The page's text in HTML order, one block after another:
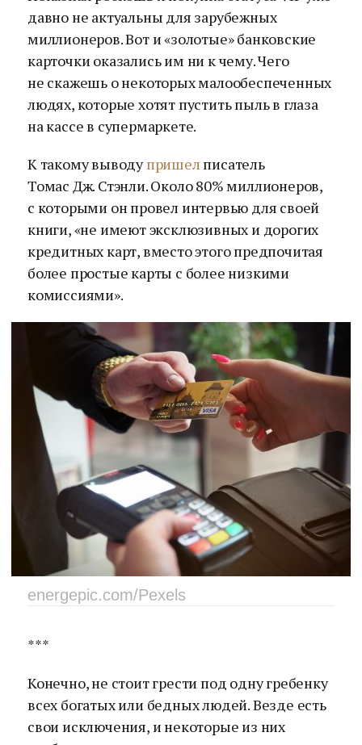
давно не актуальны для зарубежных
миллионеров. Вот и «золотые» банковские
карточки оказались им ни к чему. Чего
не скажешь о некоторых малообеспеченных
людях, которые хотят пустить пыль в глаза
на кассе в супермаркете.
К такому выводупришел писатель
Томас Дж. Стэнли. Около 80% миллионеров,
с которыми он провел интервью для своей
книги, «не имеют эксклюзивных и дорогих
кредитных карт, вместо этого предпочитая
более простые карты с более низкими
комиссиями».
energepic.com/Pexels
***
Конечно, не стоит грести под одну гребенку
всех богатых или бедных людей. Везде есть
свои исключения, и некоторые из них